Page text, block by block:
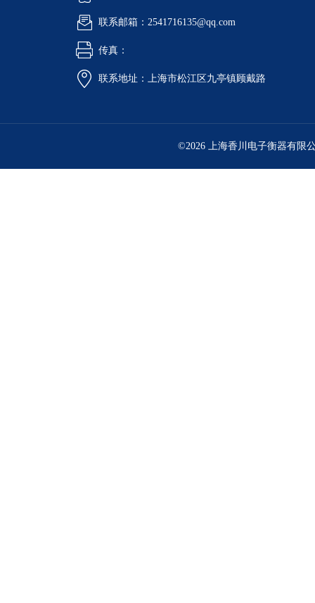
联系邮箱：2541716135@qq.com
传真：
联系地址：上海市松江区九亭镇顾戴路
©2026 上海香川电子衡器有限